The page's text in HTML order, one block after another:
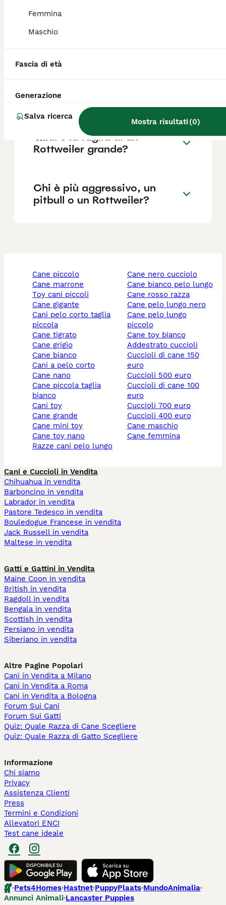
Femmina
Maschio
Fascia di età
Generazione
Salva ricerca
Mostra risultati(0)
Quali sono i difetti del
Rottweiler?
Qual è la taglia di un
Rottweiler grande?
Chi è più aggressivo, un
pitbull o un Rottweiler?
cane piccolo
cane marrone
toy cani piccoli
cane gigante
cani pelo corto taglia
piccola
cane tigrato
cane grigio
cane bianco
cani a pelo corto
cane nano
cane piccola taglia
bianco
cani toy
cane grande
cane mini toy
cane toy nano
razze cani pelo lungo
cane nero cucciolo
cane bianco pelo lungo
cane rosso razza
cane pelo lungo nero
cane pelo lungo
piccolo
cane toy bianco
addestrato cuccioli
cuccioli di cane 150
euro
cuccioli 500 euro
cuccioli di cane 100
euro
cuccioli 700 euro
cuccioli 400 euro
cane maschio
cane femmina
Cani e Cuccioli in Vendita
Chihuahua in vendita
Barboncino in vendita
Labrador in vendita
Pastore Tedesco in vendita
Bouledogue Francese in vendita
Jack Russell in vendita
Maltese in vendita
Gatti e Gattini in Vendita
Maine Coon in vendita
British in vendita
Ragdoll in vendita
Bengala in vendita
Scottish in vendita
Persiano in vendita
Siberiano in vendita
Altre Pagine Popolari
Cani in Vendita a Milano
Cani in Vendita a Roma
Cani in Vendita a Bologna
Forum Sui Cani
Forum Sui Gatti
Quiz: Quale Razza di Cane Scegliere
Quiz: Quale Razza di Gatto Scegliere
Informazione
Chi siamo
Privacy
Assistenza Clienti
Press
Termini e Condizioni
Allevatori ENCI
Test cane ideale
Pets4Homes Hastnet PuppyPlaats MundoAnimalia
Annunci Animali Lancaster Puppies